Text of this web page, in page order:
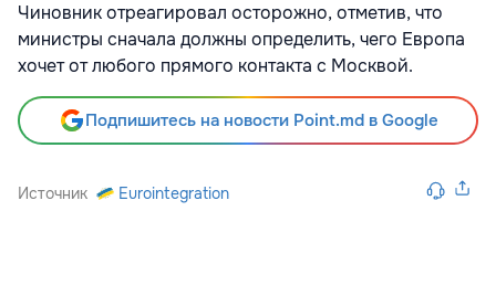
Чиновник отреагировал осторожно, отметив, что
министры сначала должны определить, чего Европа
хочет от любого прямого контакта с Москвой.
Подпишитесь на новости Point.md в Google
Источник Eurointegration